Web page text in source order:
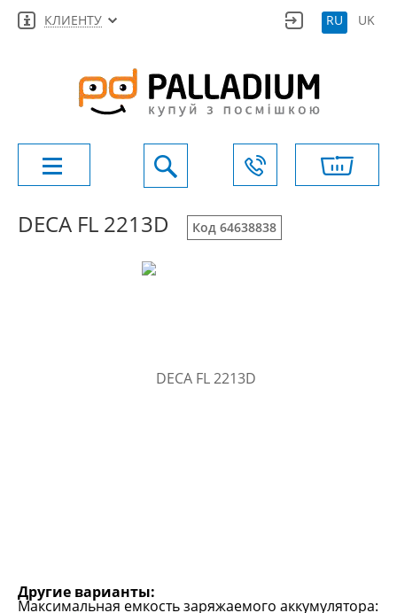
КЛИЕНТУ RU UK
DECA FL 2213D Код 64638838
Другие варианты:
Максимальная емкость заряжаемого аккумулятора: